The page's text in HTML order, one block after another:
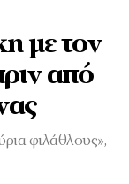
με τον
από
φιλάθλους»,